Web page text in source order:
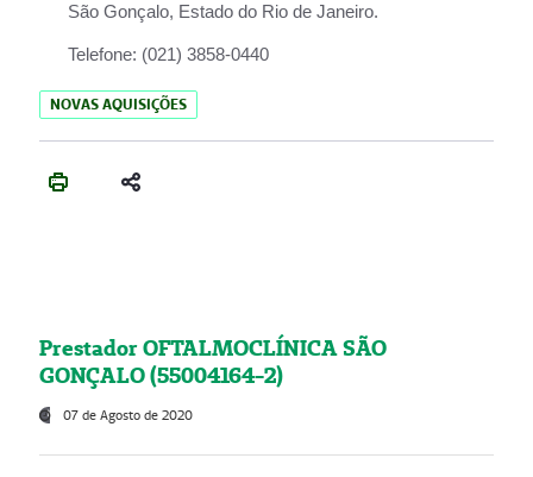
São Gonçalo, Estado do Rio de Janeiro.
Telefone: (021) 3858-0440
NOVAS AQUISIÇÕES
Prestador OFTALMOCLÍNICA SÃO
GONÇALO (55004164-2)
07 de Agosto de 2020